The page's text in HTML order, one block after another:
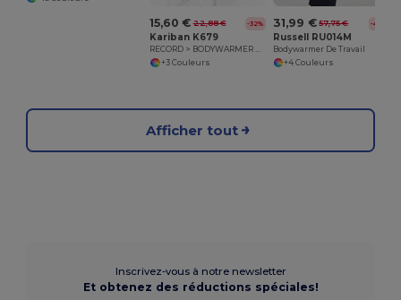
15,60 € 22,88 € -32%
Kariban K679
RECORD > BODYWARMER DOUBLÉ POLAIRE
+3 Couleurs
31,99 € 57,75 € -45%
Russell RU014M
Bodywarmer De Travail
+4 Couleurs
Afficher tout
Inscrivez-vous à notre newsletter
Et obtenez des réductions spéciales!